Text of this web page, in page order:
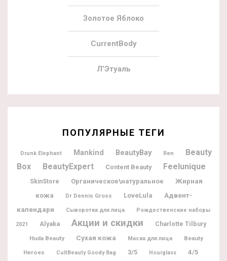
Золотое Яблоко
CurrentBody
Л’Этуаль
ПОПУЛЯРНЫЕ ТЕГИ
Drunk Elephant Mankind BeautyBay Ren
Beauty
Box
BeautyExpert Content Beauty Feelunique
SkinStore Органическое\натуральное
Жирная
кожа
Dr Dennis Gross LoveLula
Адвент-
календари
Сыворотка для лица Рождественские наборы
2021 Alyaka Акции и скидки Charlotte Tilbury
Huda Beauty Сухая кожа Маска для лица
Beauty
Heroes
CultBeauty Goody Bag 3/5 Hourglass 4/5